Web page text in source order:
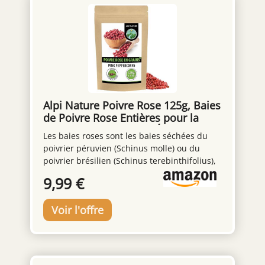
Alpi Nature Poivre Rose 125g, Baies
de Poivre Rose Entières pour la
Cuisine et Mélanges d'Épices
Les baies roses sont les baies séchées du
poivrier péruvien (Schinus molle) ou du
poivrier brésilien (Schinus terebinthifolius),
tous deux de la famille des anacardiers.
Leur saveur douce et légèrement épicée
rappelle celle du poivre noir, avec un
arrière-goût fruité et légèrement citronné.
Utilisation multiple: Les grains de poivre
rose ajoutent une douceur subtile et un
9,99 €